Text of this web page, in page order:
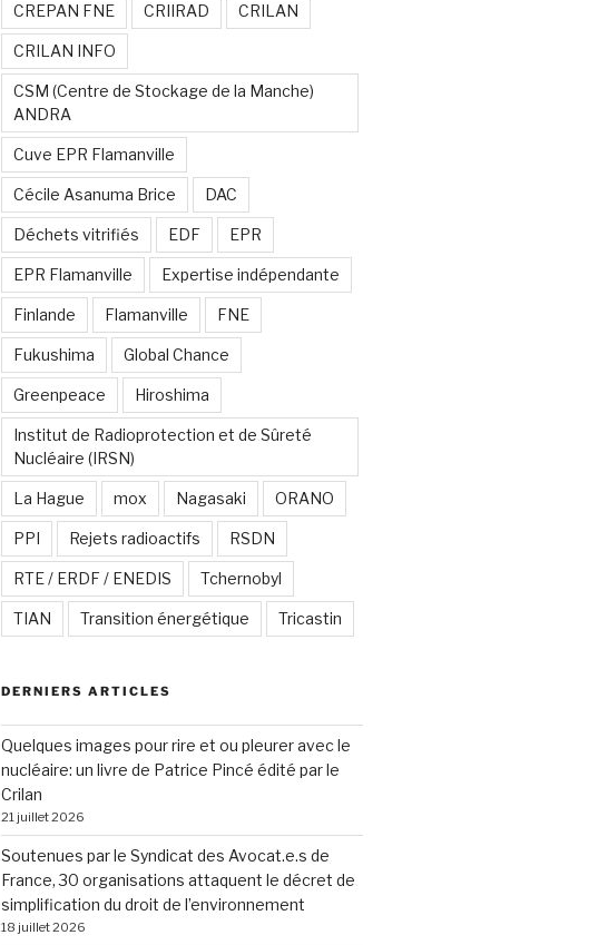
CREPAN FNE CRIIRAD CRILAN
CRILAN INFO
CSM (Centre de Stockage de la Manche)
ANDRA
Cuve EPR Flamanville
Cécile Asanuma Brice DAC
Déchets vitrifiés EDF EPR
EPR Flamanville Expertise indépendante
Finlande Flamanville FNE
Fukushima Global Chance
Greenpeace Hiroshima
Institut de Radioprotection et de Sûreté
Nucléaire (IRSN)
La Hague mox Nagasaki ORANO
PPI Rejets radioactifs RSDN
RTE / ERDF / ENEDIS Tchernobyl
TIAN Transition énergétique Tricastin
DERNIERS ARTICLES
Quelques images pour rire et ou pleurer avec le
nucléaire: un livre de Patrice Pincé édité par le
Crilan
21 juillet 2026
Soutenues par le Syndicat des Avocat.e.s de
France, 30 organisations attaquent le décret de
simplification du droit de l’environnement
18 juillet 2026